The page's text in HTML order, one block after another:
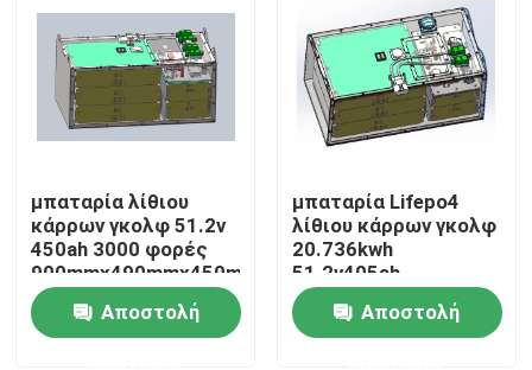
Σπίτι
Προϊόντα
μπαταρία λίθιου
κάρρων γκολφ 51.2v
450ah 3000 φορές
900mmx490mmx450mm
Αποστολή
μπαταρία Lifepo4
λίθιου κάρρων γκολφ
20.736kwh
51.2v405ah
επαναφορτιζόμενη
Αποστολή